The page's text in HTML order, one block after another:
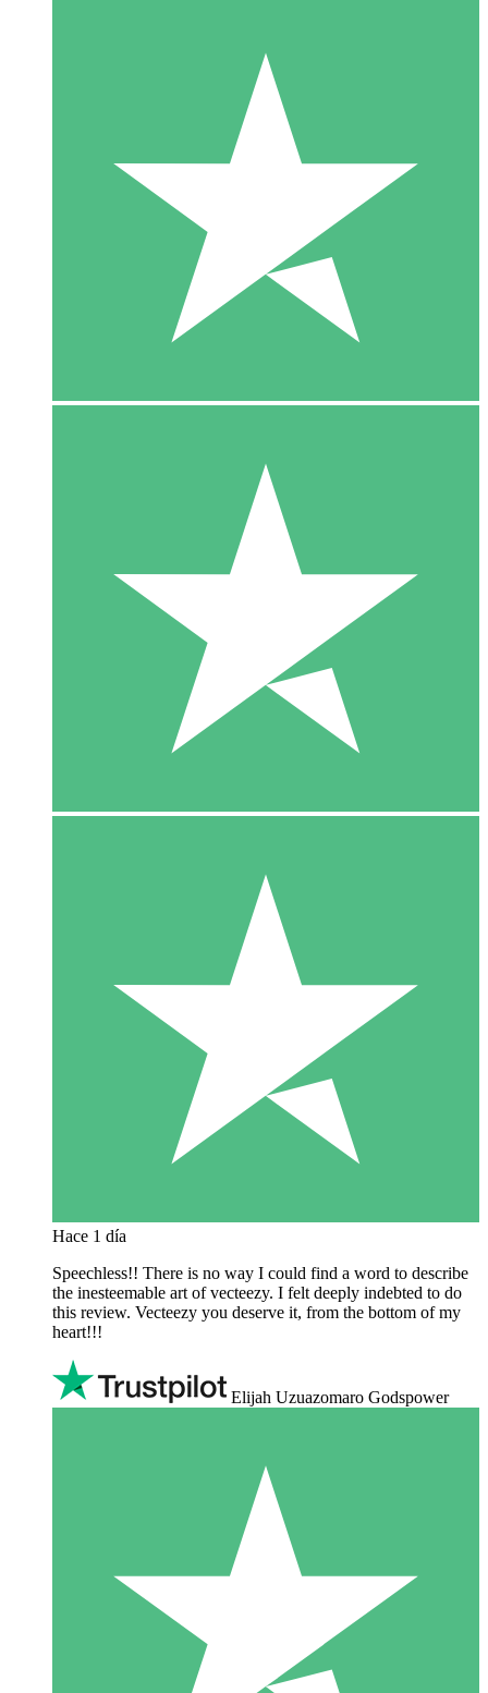
Hace 1 día
Speechless!! There is no way I could find a word to describe
the inesteemable art of vecteezy. I felt deeply indebted to do
this review. Vecteezy you deserve it, from the bottom of my
heart!!!
Elijah Uzuazomaro Godspower